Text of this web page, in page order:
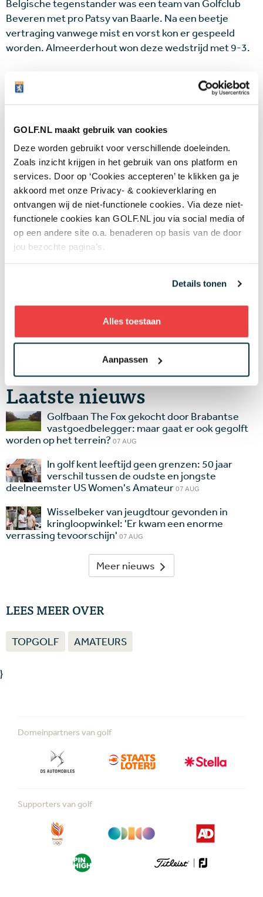
GOLF.NL maakt gebruik van cookies
Deze worden gebruikt voor verschillende doeleinden.
Zoals inzicht krijgen in het gebruik van ons platform en
services. Door op ‘Cookies accepteren’ te klikken ga je
akkoord met onze Privacy- & cookieverklaring en
ontvangen wij de niet-functionele cookies. Via deze niet-
functionele cookies kan GOLF.NL jou via social media of
op een andere site o.a. benaderen op basis van de door
jou bezochte pagina’s.
Details tonen
Alles toestaan
Aanpassen
Belgische tegenstander was een team van Golfclub
Beveren met pro Patsy van Baarle. Na een beetje
vertraging vanwege mist en vorst kon er gespeeld
worden. Almeerderhout won deze wedstrijd met 9-3.
De prijzen werden uitgereikt door de directeuren van
de Nederlandse en Belgische PGA’s, Frank Kirsten en
beloning een kaartje voor De Efteling.
De NGF en PGA Holland willen de PGA Junior League in
2017 opnieuw regionaal opzetten en opnieuw een
nationale finale houden. Lees
hier
meer over de PGA
Junior League.
cookies om deze inhoud te kunnen bekijken.
en accepteer marketing
cookies om deze inhoud te kunnen bekijken.
Laatste nieuws
Golfbaan The Fox gekocht door Brabantse
vastgoedbelegger: maar gaat er ook gegolft
worden op het terrein?07 AUG
In golf kent leeftijd geen grenzen: 50 jaar
verschil tussen de oudste en jongste
deelneemster US Women's Amateur07 AUG
Wisselbeker van jeugdtour gevonden in
kringloopwinkel: 'Er kwam een enorme
verrassing tevoorschijn' 07 AUG
Meer nieuws
LEES MEER OVER
TOPGOLF AMATEURS
}
Domeinpartners van golf
Supporters van golf